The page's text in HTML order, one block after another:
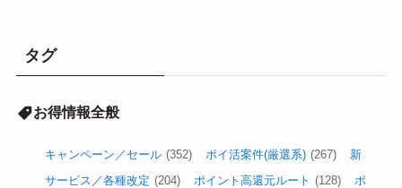
タグ
お得情報全般
キャンペーン／セール (352) ポイ活案件(厳選系) (267)
新
サービス／各種改定 (204) ポイント高還元ルート (128)
ポ